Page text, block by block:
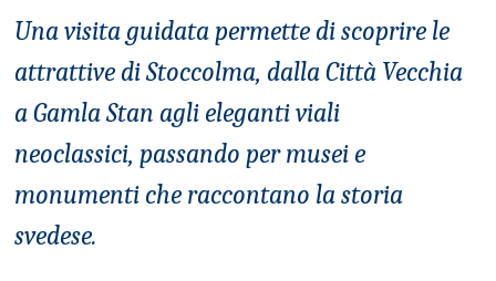
Una visita guidata permette di scoprire le
attrattive di Stoccolma, dalla Città Vecchia
a Gamla Stan agli eleganti viali
neoclassici, passando per musei e
monumenti che raccontano la storia
svedese.